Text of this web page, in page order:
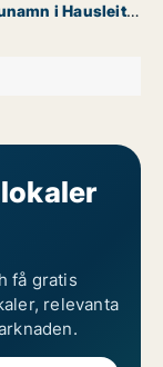
Sök efter lediga lokaler via väg- eller gatunamn i Hausleiten
få gratis
relevanta